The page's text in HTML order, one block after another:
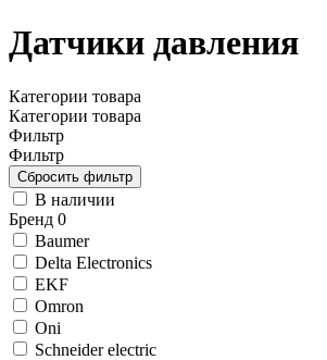
Датчики давления
Категории товара
Категории товара
Фильтр
Фильтр
В наличии
Бренд 0
Baumer
Delta Electronics
EKF
Omron
Oni
Schneider electric